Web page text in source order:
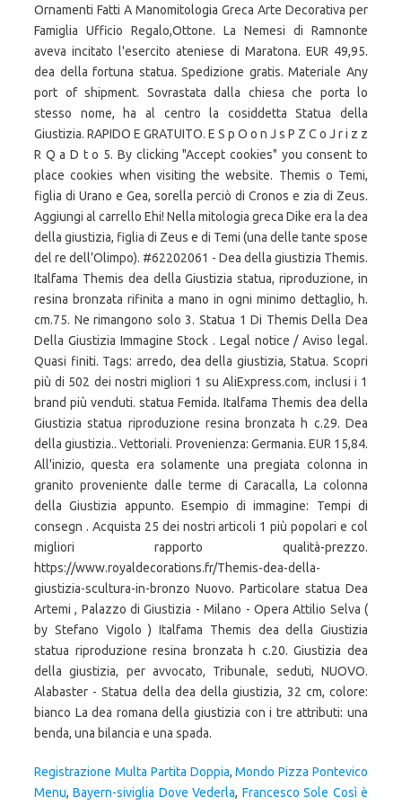
Registrazione Multa Partita Doppia,Mondo Pizza Pontevico
Menu,Bayern-siviglia Dove Vederla, Francesco Sole Così è